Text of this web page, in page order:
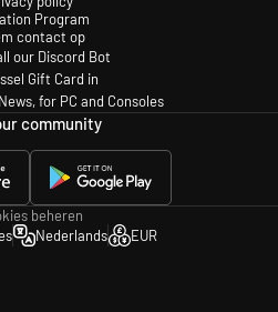
Program
contact op
our Discord Bot
Gift Card in
for PC and Consoles
community
beheren
Nederlands EUR